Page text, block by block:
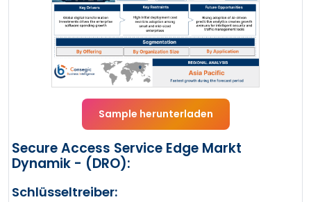
Sample herunterladen
Secure Access Service Edge Markt
Dynamik - (DRO):
Schlüsseltreiber: